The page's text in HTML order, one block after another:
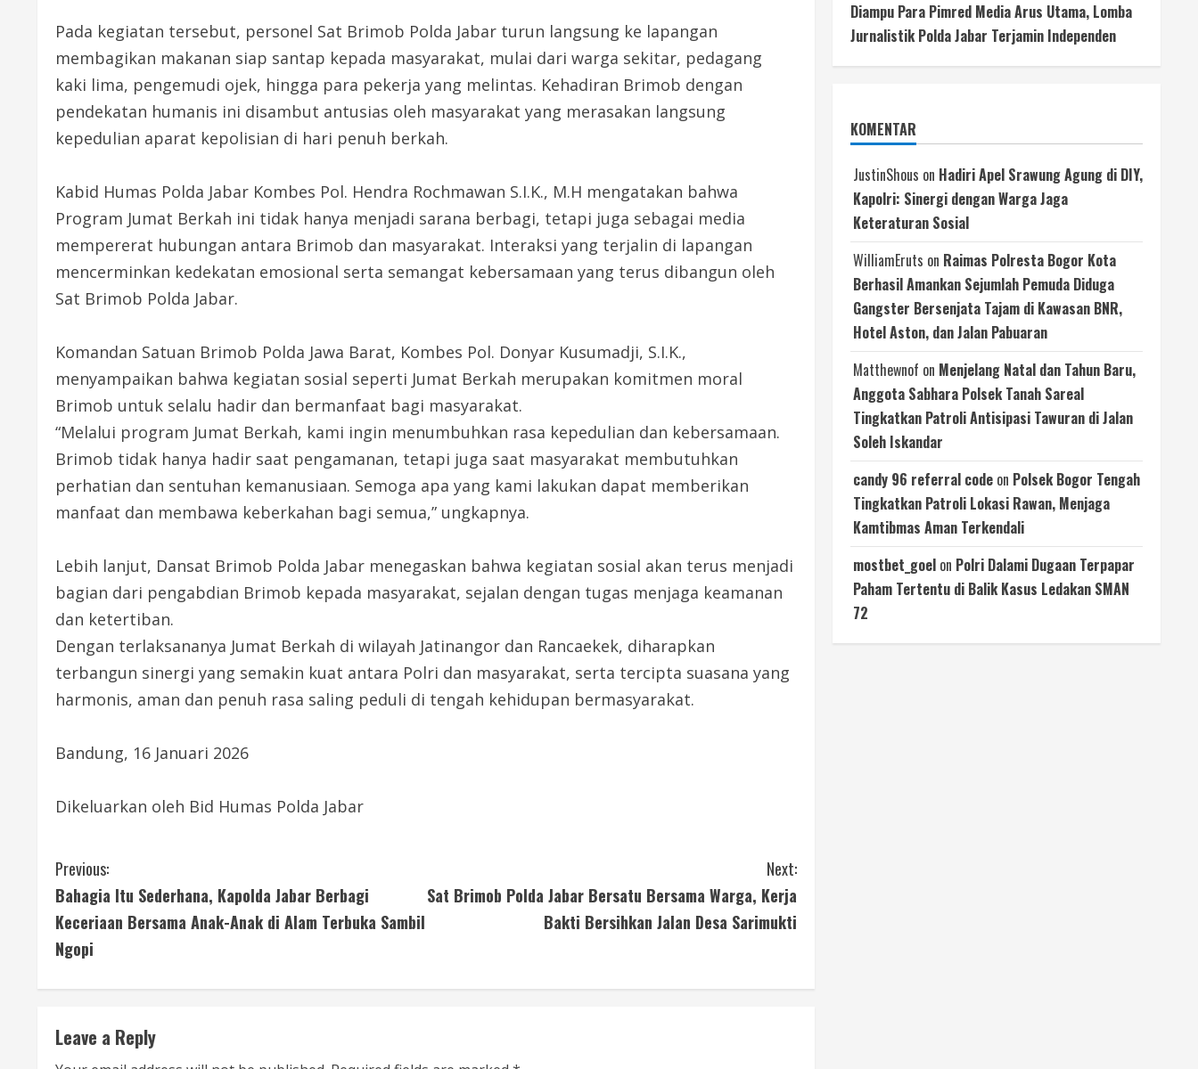
Pada kegiatan tersebut, personel Sat Brimob Polda Jabar turun langsung ke lapangan
membagikan makanan siap santap kepada masyarakat, mulai dari warga sekitar, pedagang
kaki lima, pengemudi ojek, hingga para pekerja yang melintas. Kehadiran Brimob dengan
pendekatan humanis ini disambut antusias oleh masyarakat yang merasakan langsung
kepedulian aparat kepolisian di hari penuh berkah.
Kabid Humas Polda Jabar Kombes Pol. Hendra Rochmawan S.I.K., M.H mengatakan bahwa
Program Jumat Berkah ini tidak hanya menjadi sarana berbagi, tetapi juga sebagai media
mempererat hubungan antara Brimob dan masyarakat. Interaksi yang terjalin di lapangan
mencerminkan kedekatan emosional serta semangat kebersamaan yang terus dibangun oleh
Sat Brimob Polda Jabar.
Komandan Satuan Brimob Polda Jawa Barat, Kombes Pol. Donyar Kusumadji, S.I.K.,
menyampaikan bahwa kegiatan sosial seperti Jumat Berkah merupakan komitmen moral
Brimob untuk selalu hadir dan bermanfaat bagi masyarakat.
“Melalui program Jumat Berkah, kami ingin menumbuhkan rasa kepedulian dan kebersamaan.
Brimob tidak hanya hadir saat pengamanan, tetapi juga saat masyarakat membutuhkan
perhatian dan sentuhan kemanusiaan. Semoga apa yang kami lakukan dapat memberikan
manfaat dan membawa keberkahan bagi semua,” ungkapnya.
Lebih lanjut, Dansat Brimob Polda Jabar menegaskan bahwa kegiatan sosial akan terus menjadi
bagian dari pengabdian Brimob kepada masyarakat, sejalan dengan tugas menjaga keamanan
dan ketertiban.
Dengan terlaksananya Jumat Berkah di wilayah Jatinangor dan Rancaekek, diharapkan
terbangun sinergi yang semakin kuat antara Polri dan masyarakat, serta tercipta suasana yang
harmonis, aman dan penuh rasa saling peduli di tengah kehidupan bermasyarakat.
Bandung, 16 Januari 2026
Dikeluarkan oleh Bid Humas Polda Jabar
C
o
n
t
i
n
Previous:
Bahagia Itu Sederhana, Kapolda Jabar Berbagi
Keceriaan Bersama Anak-Anak di Alam Terbuka Sambil
Ngopi
Next:
Sat Brimob Polda Jabar Bersatu Bersama Warga, Kerja
Bakti Bersihkan Jalan Desa Sarimukti
Leave a Reply
Diampu Para Pimred Media Arus Utama, Lomba
Jurnalistik Polda Jabar Terjamin Independen
KOMENTAR
JustinShous on Hadiri Apel Srawung Agung di DIY,
Kapolri: Sinergi dengan Warga Jaga
Keteraturan Sosial
WilliamEruts on Raimas Polresta Bogor Kota
Berhasil Amankan Sejumlah Pemuda Diduga
Gangster Bersenjata Tajam di Kawasan BNR,
Hotel Aston, dan Jalan Pabuaran
Matthewnof on Menjelang Natal dan Tahun Baru,
Anggota Sabhara Polsek Tanah Sareal
Tingkatkan Patroli Antisipasi Tawuran di Jalan
Soleh Iskandar
candy 96 referral code on Polsek Bogor Tengah
Tingkatkan Patroli Lokasi Rawan, Menjaga
Kamtibmas Aman Terkendali
mostbet_goel on Polri Dalami Dugaan Terpapar
Paham Tertentu di Balik Kasus Ledakan SMAN
72